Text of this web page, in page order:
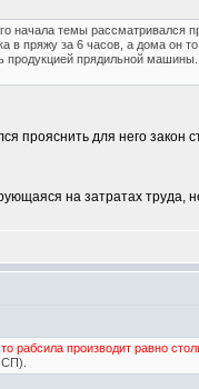
начала темы рассматривался
в пряжу за 6 часов, а дома он
продукцией прядильной
прояснить для него закон
на затратах труда,
рабсила производит равно